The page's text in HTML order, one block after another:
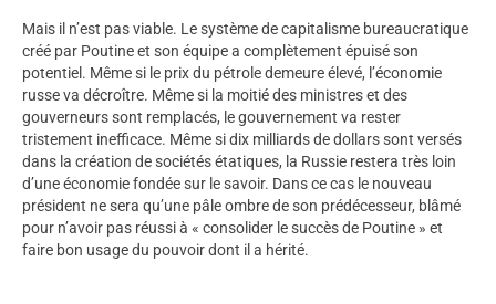
Mais il n’est pas viable. Le système de capitalisme bureaucratique
créé par Poutine et son équipe a complètement épuisé son
potentiel. Même si le prix du pétrole demeure élevé, l’économie
russe va décroître. Même si la moitié des ministres et des
gouverneurs sont remplacés, le gouvernement va rester
tristement inefficace. Même si dix milliards de dollars sont versés
dans la création de sociétés étatiques, la Russie restera très loin
d’une économie fondée sur le savoir. Dans ce cas le nouveau
président ne sera qu’une pâle ombre de son prédécesseur, blâmé
pour n’avoir pas réussi à « consolider le succès de Poutine » et
faire bon usage du pouvoir dont il a hérité.